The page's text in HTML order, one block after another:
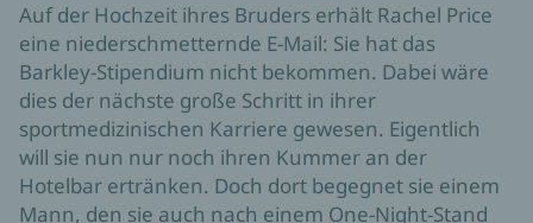
Auf der Hochzeit ihres Bruders erhält Rachel Price
eine niederschmetternde E-Mail: Sie hat das
Barkley-Stipendium nicht bekommen. Dabei wäre
dies der nächste große Schritt in ihrer
sportmedizinischen Karriere gewesen. Eigentlich
will sie nun nur noch ihren Kummer an der
Hotelbar ertränken. Doch dort begegnet sie einem
Mann, den sie auch nach einem One-Night-Stand